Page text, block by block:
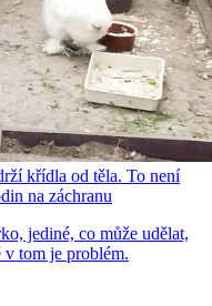
křídla od těla. To není
na záchranu
jediné, co může udělat,
tom je problém.